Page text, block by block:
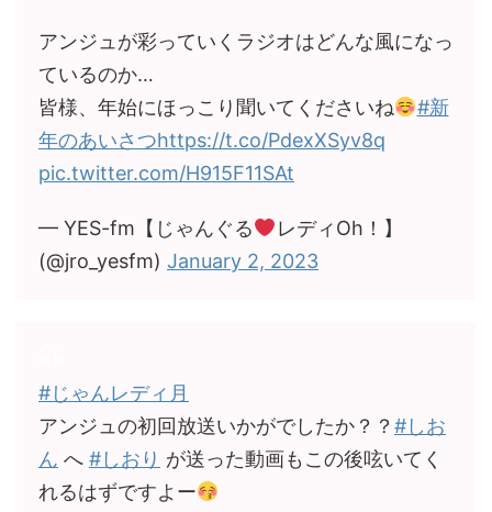
アンジュが彩っていくラジオはどんな風になっ
ているのか…
皆様、年始にほっこり聞いてくださいね
#新
年のあいさつhttps://t.co/PdexXSyv8q
pic.twitter.com/H915F11SAt
— YES-fm【じゃんぐる
レディOh！】
(@jro_yesfm) January 2, 2023
#じゃんレディ月
アンジュの初回放送いかがでしたか？？ #しお
ん へ #しおり が送った動画もこの後呟いてく
れるはずですよー